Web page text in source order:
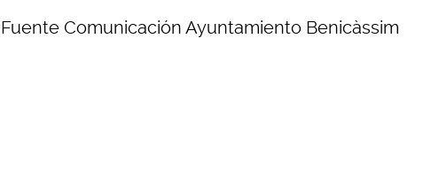
Fuente Comunicación Ayuntamiento Benicàssim